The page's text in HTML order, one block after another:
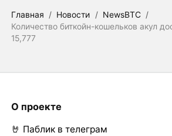
Главная / Новости / NewsBTC /
Количество биткойн-кошельков акул
15,777
О проекте
🤘 Паблик в телеграм